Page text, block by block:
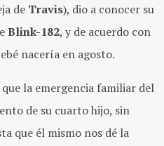
de Travis), dio a conocer su
Blink-182, y de acuerdo con
nacería en agosto.
la emergencia familiar del
de su cuarto hijo, sin
que él mismo nos dé la